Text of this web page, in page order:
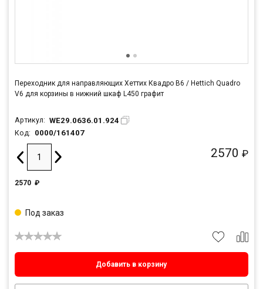
Переходник для направляющих Хеттих Квадро В6 / Hettich Quadro
V6 для корзины в нижний шкаф L450 графит
Артикул: WE29.0636.01.924
Код: 0000/161407
2570 ₽
2570 ₽
Добавить в корзину
Под заказ